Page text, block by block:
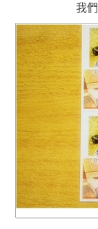
我們